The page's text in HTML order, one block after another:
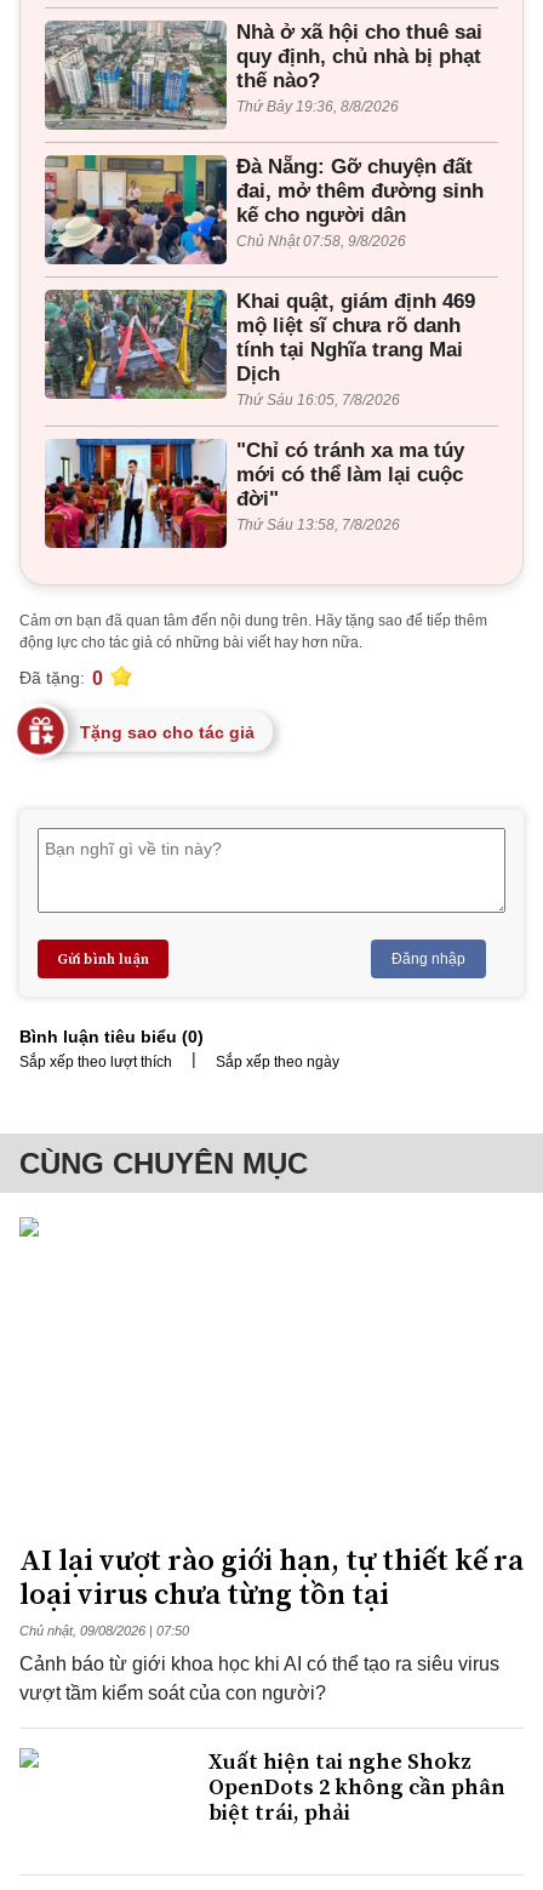
Nhà ở xã hội cho thuê sai
quy định, chủ nhà bị phạt
thế nào?
Thứ Bảy 19:36, 8/8/2026
Đà Nẵng: Gỡ chuyện đất
đai, mở thêm đường sinh
kế cho người dân
Chủ Nhật 07:58, 9/8/2026
Khai quật, giám định 469
mộ liệt sĩ chưa rõ danh
tính tại Nghĩa trang Mai
Dịch
Thứ Sáu 16:05, 7/8/2026
"Chỉ có tránh xa ma túy
mới có thể làm lại cuộc
đời"
Thứ Sáu 13:58, 7/8/2026
Cảm ơn bạn đã quan tâm đến nội dung trên. Hãy tặng sao để tiếp thêm
động lực cho tác giả có những bài viết hay hơn nữa.
Đã tặng: 0
Tặng sao cho tác giả
Gửi bình luận Đăng nhập
Bình luận tiêu biểu (0)
Sắp xếp theo lượt thích | Sắp xếp theo ngày
CÙNG CHUYÊN MỤC
AI lại vượt rào giới hạn, tự thiết kế ra
loại virus chưa từng tồn tại
Chủ nhật, 09/08/2026 | 07:50
Cảnh báo từ giới khoa học khi AI có thể tạo ra siêu virus
vượt tầm kiểm soát của con người?
Xuất hiện tai nghe Shokz
OpenDots 2 không cần phân
biệt trái, phải